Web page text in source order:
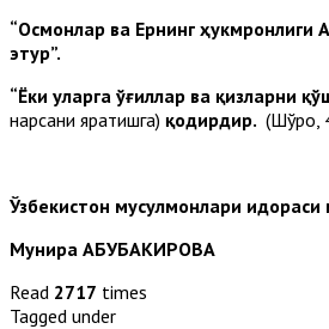
“Осмонлар ва Ернинг ҳукмронлиги
этур”.
“Ёки уларга ўғиллар ва қизларни
нарсани яратишга) қодирдир. (Шўро,
Ўзбекистон мусулмонлари идораси
Мунира АБУБАКИРОВА
Read 2717 times
Tagged under